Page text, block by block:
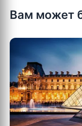
Вам может